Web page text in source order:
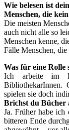
Wie belesen ist
Menschen, die
Die meisten
auch nicht alle so
Menschen kenne,
Fälle Menschen, die
Was für eine Rolle
Ich arbeite im
BibliothekarInnen.
spielen sie doch
Brichst du Bücher
Ja. Früher habe ich
bitteren Ende